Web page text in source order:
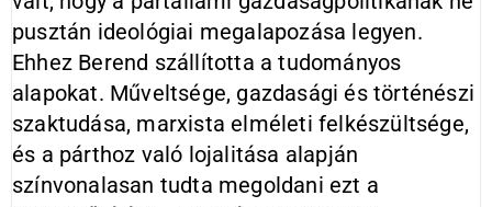
pusztán ideológiai megalapozása legyen.
Ehhez Berend szállította a tudományos
alapokat. Műveltsége, gazdasági és történészi
szaktudása, marxista elméleti felkészültsége,
és a párthoz való lojalitása alapján
színvonalasan tudta megoldani ezt a